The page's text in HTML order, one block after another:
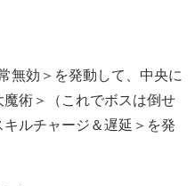
無効＞を発動して、中央に
術＞（これでボスは倒せ
ルチャージ＆遅延＞を発